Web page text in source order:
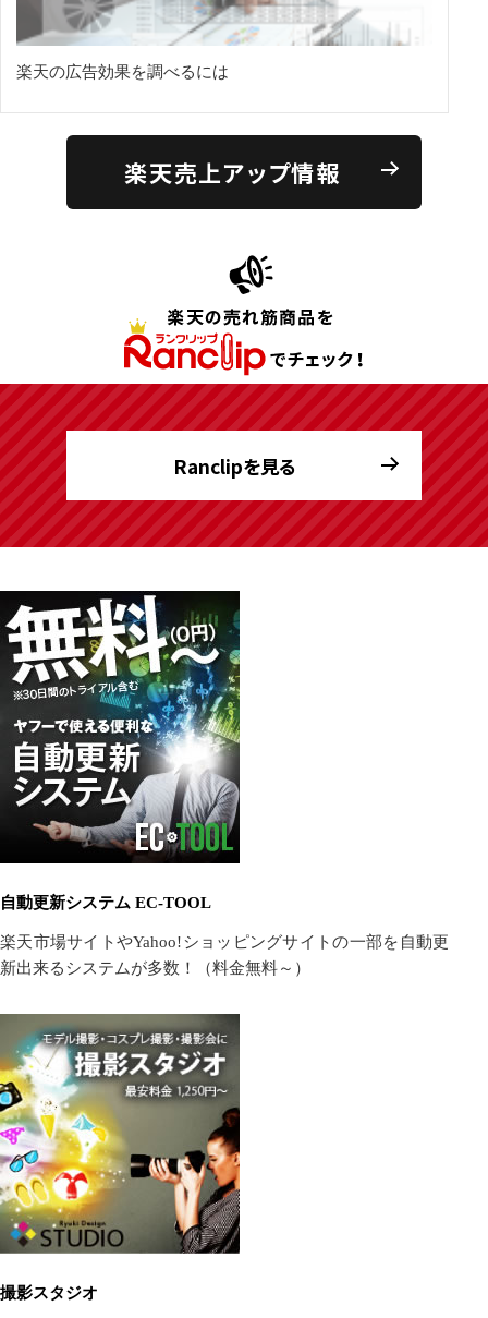
楽天の広告効果を調べるには
楽天売上アップ情報
Ranclipを見る
自動更新システム EC-TOOL
楽天市場サイトやYahoo!ショッピングサイトの一部を自動更
新出来るシステムが多数！（料金無料～）
撮影スタジオ